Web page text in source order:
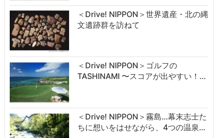
＜Drive! NIPPON＞世界遺産・北の縄
文遺跡群を訪ねて
＜Drive! NIPPON＞ゴルフの
TASHINAMI 〜スコアが出やすい！…
＜Drive! NIPPON＞霧島…幕末志士た
ちに想いをはせながら、4つの温泉…